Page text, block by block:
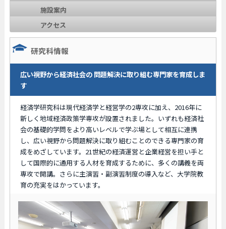
施設案内
アクセス
研究科情報
広い視野から経済社会の 問題解決に取り組む専門家を育成しま
す
経済学研究科は現代経済学と経営学の2専攻に加え、2016年に
新しく地域経済政策学専攻が設置されました。いずれも経済社
会の基礎的学問をより高いレベルで学ぶ場として相互に連携
し、広い視野から問題解決に取り組むことのできる専門家の育
成をめざしています。21世紀の経済運営と企業経営を担い手と
して国際的に通用する人材を育成するために、多くの講義を両
専攻で開講。さらに主演習・副演習制度の導入など、大学院教
育の充実をはかっています。